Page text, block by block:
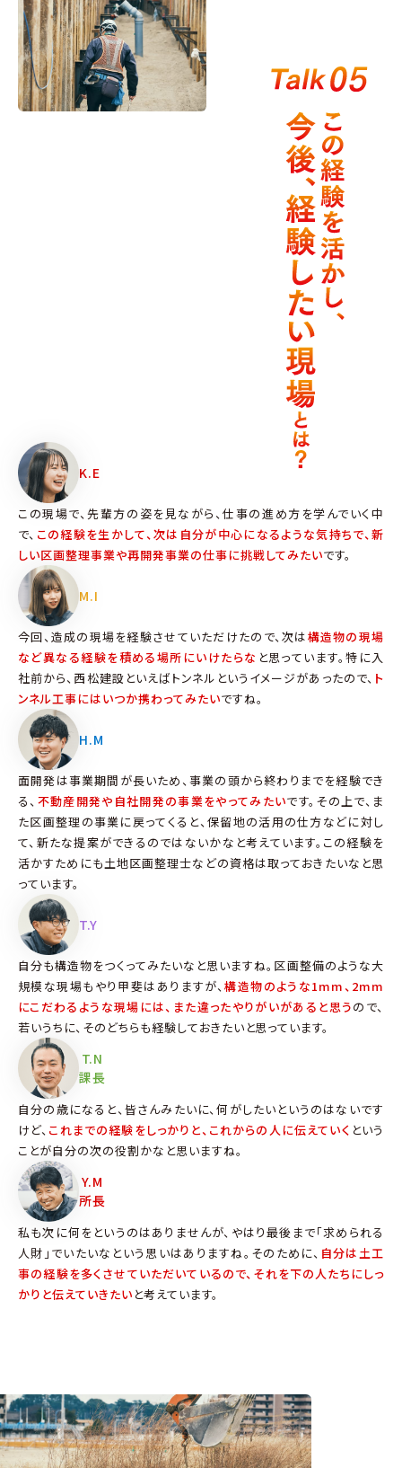
K.E
この現場で、先輩方の姿を見ながら、仕事の進め方を学んでいく中
で、 この経験を生かして、次は自分が中心になるような気持ちで、新
しい区画整理事業や再開発事業の仕事に挑戦してみたいです。
M.I
今回、造成の現場を経験させていただけたので、次は構造物の現場
など異なる経験を積める場所にいけたらな と思っています。特に入
社前から、西松建設といえばトンネルというイメージがあったので、 ト
ンネル工事にはいつか携わってみたいですね。
H.M
面開発は事業期間が長いため、事業の頭から終わりまでを経験でき
る、 不動産開発や自社開発の事業をやってみたいです。その上で、ま
た区画整理の事業に戻ってくると、保留地の活用の仕方などに対し
て、新たな提案ができるのではないかなと考えています。この経験を
活かすためにも土地区画整理士などの資格は取っておきたいなと思
っています。
T.Y
自分も構造物をつくってみたいなと思いますね。区画整備のような大
規模な現場もやり甲斐はありますが、構造物のような1mm、2mm
にこだわるような現場には、また違ったやりがいがあると思うので、
若いうちに、そのどちらも経験しておきたいと思っています。
T.N
課長
自分の歳になると、皆さんみたいに、何がしたいというのはないです
けど、 これまでの経験をしっかりと、これからの人に伝えていく という
ことが自分の次の役割かなと思いますね。
Y.M
所長
私も次に何をというのはありませんが、やはり最後まで「求められる
人財」でいたいなという思いはありますね。そのために、 自分は土工
事の経験を多くさせていただいているので、それを下の人たちにしっ
かりと伝えていきたい と考えています。